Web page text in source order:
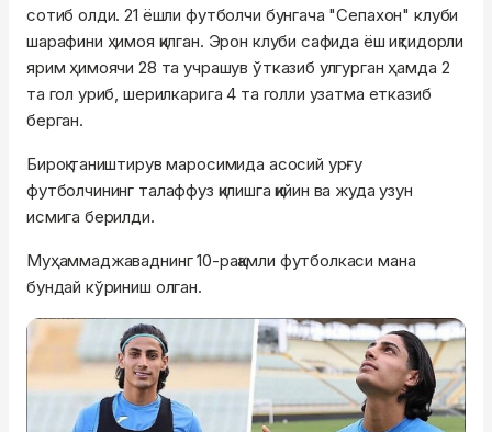
сотиб олди. 21 ёшли футболчи бунгача "Сепахон" клуби
шарафини ҳимоя қилган. Эрон клуби сафида ёш иқтидорли
ярим ҳимоячи 28 та учрашув ўтказиб улгурган ҳамда 2
та гол уриб, шерилкарига 4 та голли узатма етказиб
берган.
Бироқ таништирув маросимида асосий урғу
футболчининг талаффуз қилишга қийин ва жуда узун
исмига берилди.
Муҳаммаджаваднинг 10-рақамли футболкаси мана
бундай кўриниш олган.